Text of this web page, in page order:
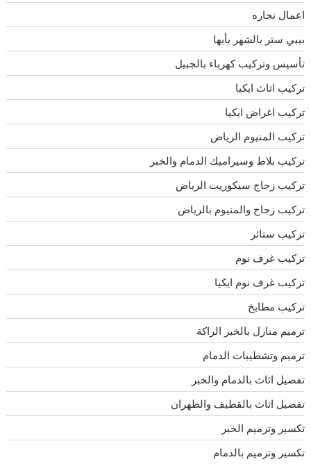
اعمال نجاره
بيبي ستر بالشهر بأبها
تأسيس وتركيب كهرباء بالجبيل
تركيب اثاث ايكيا
تركيب اغراض ايكيا
تركيب المنيوم الرياض
تركيب بلاط وسيراميك الدمام والخبر
تركيب زجاج سيكوريت الرياض
تركيب زجاج والمنيوم بالرياض
تركيب ستائر
تركيب غرف نوم
تركيب غرف نوم ايكيا
تركيب مطابخ
ترميم منازل بالخبر الراكة
ترميم وتشطيبات الدمام
تفصيل اثاث بالدمام والخبر
تفصيل اثاث بالقطيف والظهران
تكسير وترميم الخبر
تكسير وترميم بالدمام